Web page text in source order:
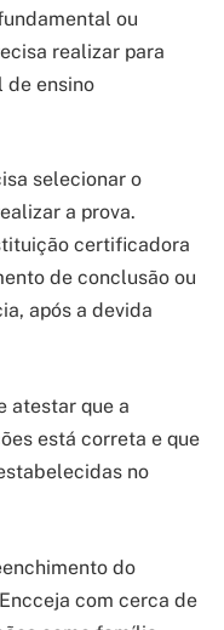
ou
realizar para
de ensino
selecionar o
a prova.
certificadora
de conclusão ou
após a devida
atestar que a
está correta e que
no
do
com cerca de